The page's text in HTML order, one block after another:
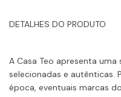
DETALHES DO PRODUTO
A Casa Teo apresenta
selecionadas e autênticas.
época, eventuais marcas